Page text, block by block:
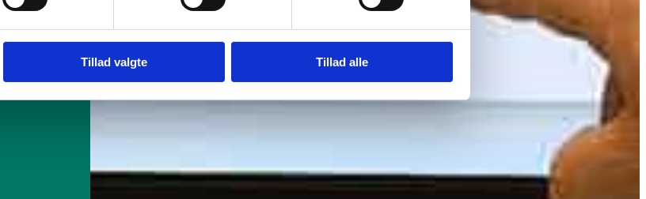
Tillad valgte Tillad alle